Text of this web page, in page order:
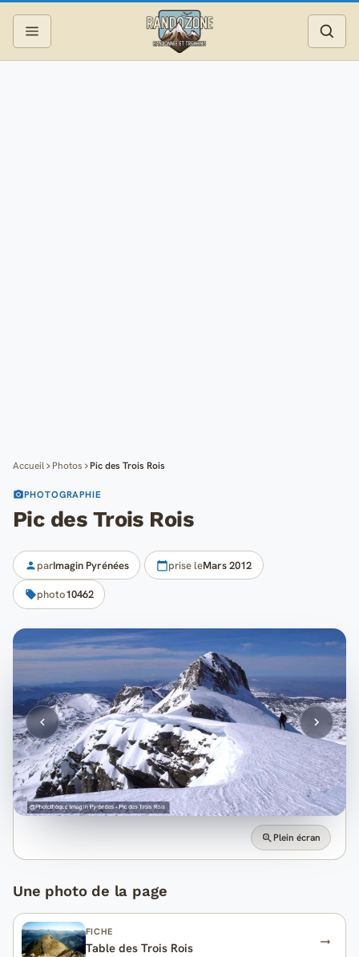
Accueil Photos Pic des Trois Rois
PHOTOGRAPHIE
Pic des Trois Rois
parImagin Pyrénées prise leMars 2012
photo10462
Plein écran
Une photo de la page
FICHE
Table des Trois Rois